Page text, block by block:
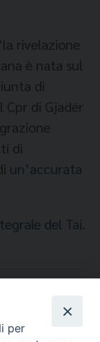
rivelazione
è nata sul
di
di Gjadër
di
un’accurata
del Tai.
per